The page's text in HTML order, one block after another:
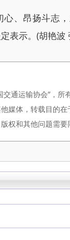
昂扬斗志，
表示。(胡艳波
交通运输协会”，
媒体，转载目的
权和其他问题需